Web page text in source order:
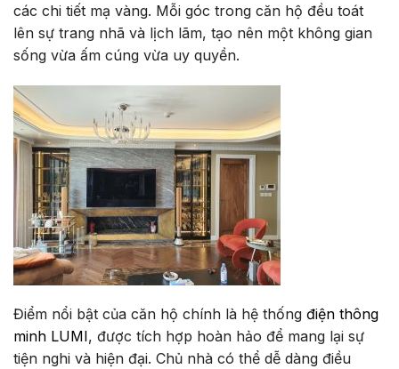
các chi tiết mạ vàng. Mỗi góc trong căn hộ đều toát
lên sự trang nhã và lịch lãm, tạo nên một không gian
sống vừa ấm cúng vừa uy quyền.
Điểm nổi bật của căn hộ chính là hệ thống điện thông
minh LUMI, được tích hợp hoàn hảo để mang lại sự
tiện nghi và hiện đại. Chủ nhà có thể dễ dàng điều